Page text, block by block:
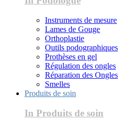
Instruments de mesure
Lames de Gouge
Orthoplastie
Outils podographiques
Prothèses en gel
Régulation des ongles
Réparation des Ongles
Smelles
Produits de soin
In Produits de soin